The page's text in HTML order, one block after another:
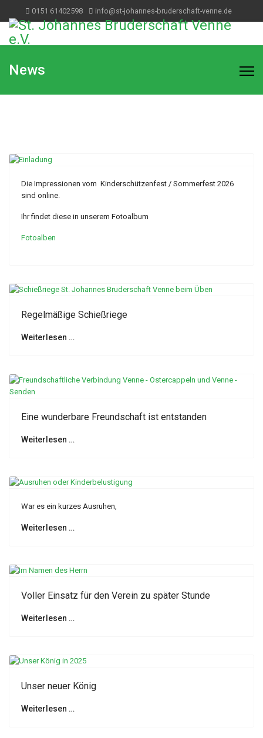
0151 61402598 info@st-johannes-bruderschaft-venne.de
News
Die Impressionen vom Kinderschützenfest / Sommerfest 2026
sind online.
Ihr findet diese in unserem Fotoalbum
Fotoalben
Regelmäßige Schießriege
Weiterlesen …
Eine wunderbare Freundschaft ist entstanden
Weiterlesen …
War es ein kurzes Ausruhen,
Weiterlesen …
Voller Einsatz für den Verein zu später Stunde
Weiterlesen …
Unser neuer König
Weiterlesen …